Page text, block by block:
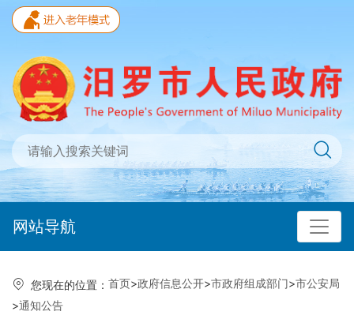
网站导航
您现在的位置： 首页>政府信息公开>市政府组成部门>市公安局
>通知公告